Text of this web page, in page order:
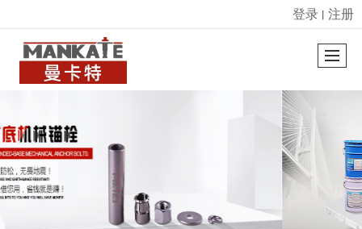
很遗憾，因您的浏览器版本过低导致无法获得最佳浏览体验，推荐下载安装谷歌浏览器！
登录 丨 注册